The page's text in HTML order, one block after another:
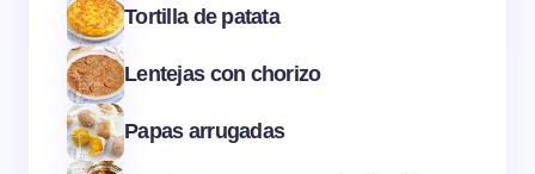
Tortilla de patata
Lentejas con chorizo
Papas arrugadas